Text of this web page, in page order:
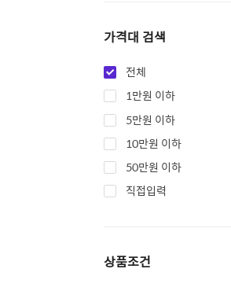
가격대 검색
전체
1만원 이하
5만원 이하
10만원 이하
50만원 이하
직접입력
상품조건